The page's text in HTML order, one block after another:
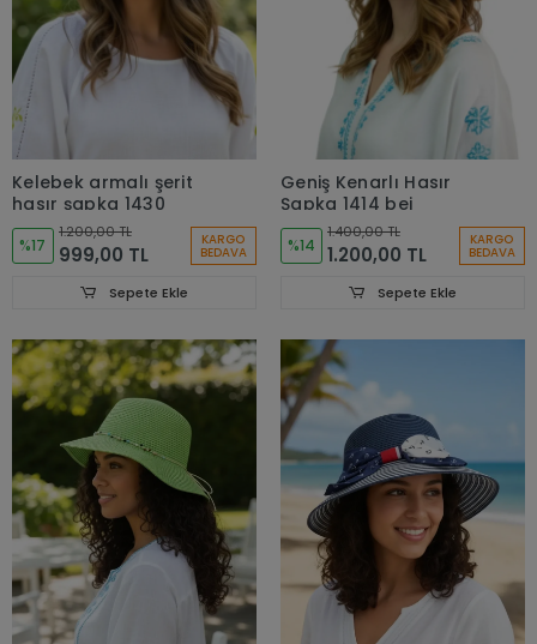
Kelebek armalı şerit
hasır şapka 1430
%17
1.200,00 TL
999,00 TL
KARGO
BEDAVA
Sepete Ekle
Geniş Kenarlı Hasır
Şapka 1414 bej
%14
1.400,00 TL
1.200,00 TL
KARGO
BEDAVA
Sepete Ekle